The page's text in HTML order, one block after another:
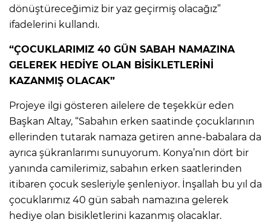
dönüştüreceğimiz bir yaz geçirmiş olacağız”
ifadelerini kullandı.
“ÇOCUKLARIMIZ 40 GÜN SABAH NAMAZINA
GELEREK HEDİYE OLAN BİSİKLETLERİNİ
KAZANMIŞ OLACAK”
Projeye ilgi gösteren ailelere de teşekkür eden
Başkan Altay, “Sabahın erken saatinde çocuklarının
ellerinden tutarak namaza getiren anne-babalara da
ayrıca şükranlarımı sunuyorum. Konya’nın dört bir
yanında camilerimiz, sabahın erken saatlerinden
itibaren çocuk sesleriyle şenleniyor. İnşallah bu yıl da
çocuklarımız 40 gün sabah namazına gelerek
hediye olan bisikletlerini kazanmış olacaklar.